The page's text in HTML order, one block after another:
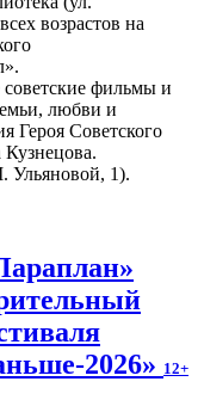
возрастов на
фильмы и
любви и
Героя Советского
Ульяновой, 1).
2026» 12+